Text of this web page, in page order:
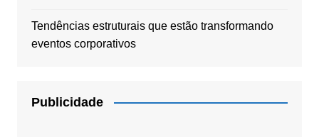
Tendências estruturais que estão transformando
eventos corporativos
Publicidade